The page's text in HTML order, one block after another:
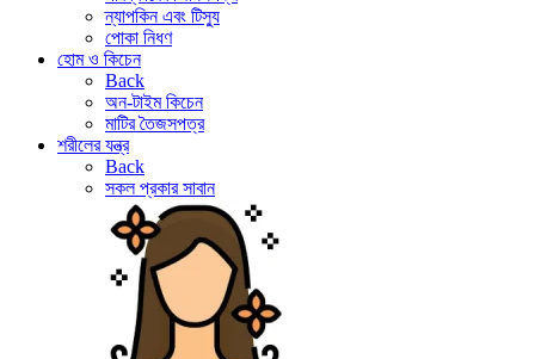
ন্যাপকিন এবং টিস্যু
পোকা নিধণ
হোম ও কিচেন
Back
অন-টাইম কিচেন
মাটির তৈজসপত্র
শরীলের যন্ত্র
Back
সকল প্রকার সাবান